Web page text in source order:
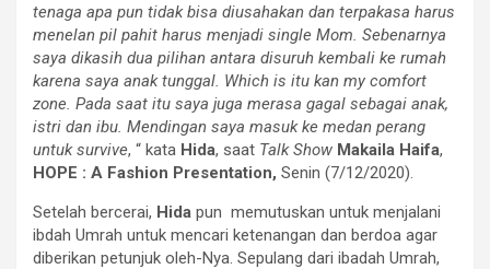
tenaga apa pun tidak bisa diusahakan dan terpakasa harus
menelan pil pahit harus menjadi single Mom. Sebenarnya
saya dikasih dua pilihan antara disuruh kembali ke rumah
karena saya anak tunggal. Which is itu kan my comfort
zone. Pada saat itu saya juga merasa gagal sebagai anak,
istri dan ibu. Mendingan saya masuk ke medan perang
untuk survive, “ kata Hida, saat Talk Show Makaila Haifa,
HOPE : A Fashion Presentation, Senin (7/12/2020).
Setelah bercerai, Hida pun memutuskan untuk menjalani
ibdah Umrah untuk mencari ketenangan dan berdoa agar
diberikan petunjuk oleh-Nya. Sepulang dari ibadah Umrah,